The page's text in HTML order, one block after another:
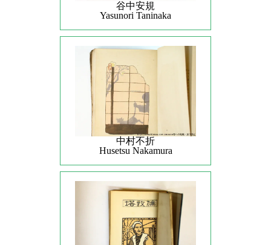
谷中安規
Yasunori Taninaka
中村不折
Husetsu Nakamura